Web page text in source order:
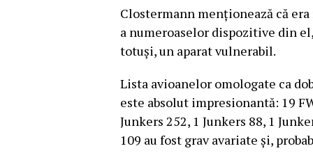
Clostermann menționează că
a numeroaselor dispozitive din
totuși, un aparat vulnerabil.
Lista avioanelor omologate ca
este absolut impresionantă: 19
Junkers 252, 1 Junkers 88, 1
109 au fost grav avariate și,